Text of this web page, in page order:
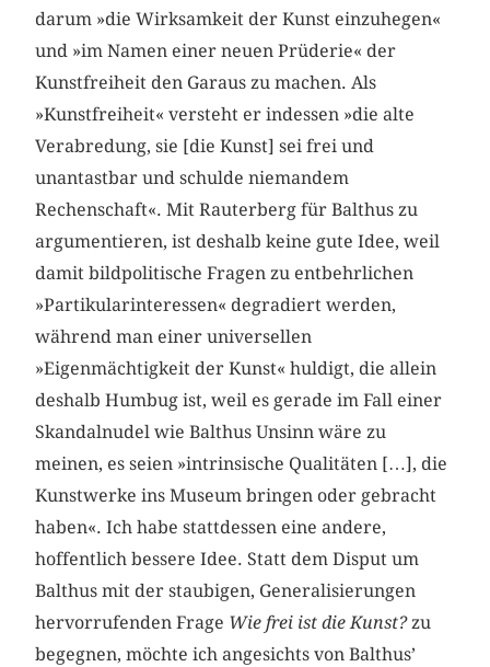
darum »die Wirksamkeit der Kunst einzuhegen«
und »im Namen einer neuen Prüderie« der
Kunstfreiheit den Garaus zu machen. Als
»Kunstfreiheit« versteht er indessen »die alte
Verabredung, sie [die Kunst] sei frei und
unantastbar und schulde niemandem
Rechenschaft«. Mit Rauterberg für Balthus zu
argumentieren, ist deshalb keine gute Idee, weil
damit bildpolitische Fragen zu entbehrlichen
»Partikularinteressen« degradiert werden,
während man einer universellen
»Eigenmächtigkeit der Kunst« huldigt, die allein
deshalb Humbug ist, weil es gerade im Fall einer
Skandalnudel wie Balthus Unsinn wäre zu
meinen, es seien »intrinsische Qualitäten […], die
Kunstwerke ins Museum bringen oder gebracht
haben«. Ich habe stattdessen eine andere,
hoffentlich bessere Idee. Statt dem Disput um
Balthus mit der staubigen, Generalisierungen
hervorrufenden Frage Wie frei ist die Kunst?zu
begegnen, möchte ich angesichts von Balthus’